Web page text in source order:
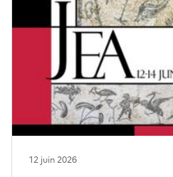
12 juin 2026